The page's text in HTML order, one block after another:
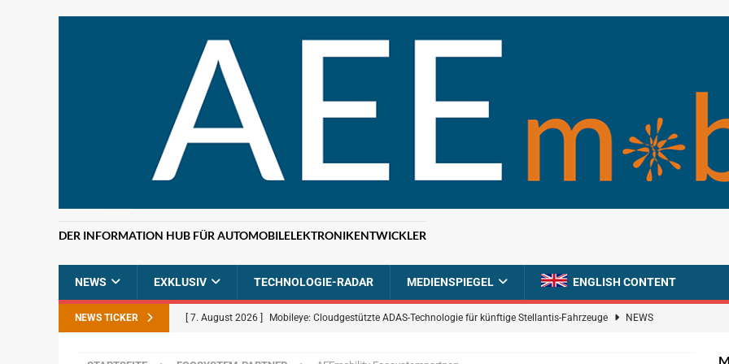
DER INFORMATION HUB FÜR AUTOMOBILELEKTRONIKENTWICKLER
NEWS EXKLUSIV TECHNOLOGIE-RADAR MEDIENSPIEGEL ENGLISH CONTENT
NEWS TICKER [ 7. August 2026 ] Mobileye: Cloudgestützte ADAS-Technologie für künftige Stellantis-Fahrzeuge NEWS